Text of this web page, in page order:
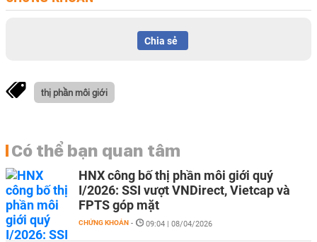
Chia sẻ
thị phần môi giới
Có thể bạn quan tâm
HNX công bố thị phần môi giới quý
I/2026: SSI vượt VNDirect, Vietcap và
FPTS góp mặt
CHỨNG KHOÁN - 09:04 | 08/04/2026